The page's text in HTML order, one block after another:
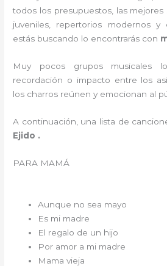
todos los presupuestos, las
juveniles, repertorios modernos
estás buscando lo encontrarás con
Muy pocos grupos musicales
recordación o impacto entre los
los charros reúnen y emocionan al
A continuación, una lista de
Ejido .
PARA
Aunque no sea mayo
Es mi madre
El regalo de un hijo
Por amor a mi madre
Mama vieja